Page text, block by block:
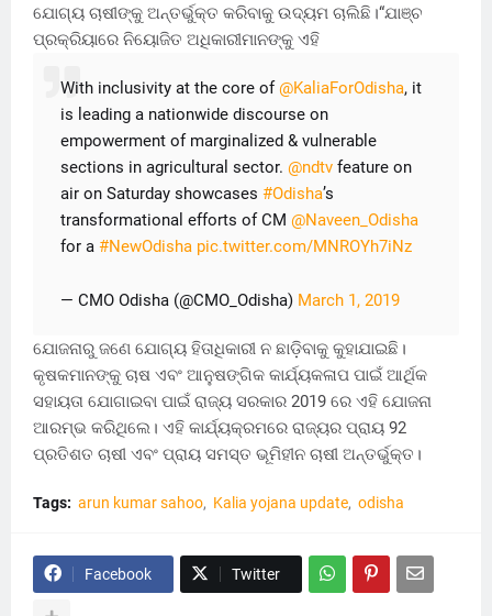
ଯୋଗ୍ୟ ଚାଷୀଙ୍କୁ ଅନ୍ତର୍ଭୁକ୍ତ କରିବାକୁ ଉଦ୍ୟମ ଚାଲିଛି।“ଯାଞ୍ଚ
ପ୍ରକ୍ରିୟାରେ ନିୟୋଜିତ ଅଧିକାରୀମାନଙ୍କୁ ଏହି
With inclusivity at the core of@KaliaForOdisha, it
is leading a nationwide discourse on
empowerment of marginalized & vulnerable
sections in agricultural sector. @ndtv feature on
air on Saturday showcases #Odisha’s
transformational efforts of CM @Naveen_Odisha
for a #NewOdisha pic.twitter.com/MNROYh7iNz
— CMO Odisha (@CMO_Odisha) March 1, 2019
ଯୋଜନାରୁ ଜଣେ ଯୋଗ୍ୟ ହିତାଧିକାରୀ ନ ଛାଡ଼ିବାକୁ କୁହାଯାଇଛି।
କୃଷକମାନଙ୍କୁ ଚାଷ ଏବଂ ଆନୁଷଙ୍ଗିକ କାର୍ଯ୍ୟକଳାପ ପାଇଁ ଆର୍ଥିକ
ସହାୟତା ଯୋଗାଇବା ପାଇଁ ରାଜ୍ୟ ସରକାର 2019 ରେ ଏହି ଯୋଜନା
ଆରମ୍ଭ କରିଥିଲେ। ଏହି କାର୍ଯ୍ୟକ୍ରମରେ ରାଜ୍ୟର ପ୍ରାୟ 92
ପ୍ରତିଶତ ଚାଷୀ ଏବଂ ପ୍ରାୟ ସମସ୍ତ ଭୂମିହୀନ ଚାଷୀ ଅନ୍ତର୍ଭୁକ୍ତ।
Tags: arun kumar sahoo Kalia yojana update odisha
Facebook Twitter